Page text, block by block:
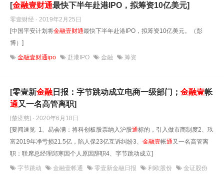
[金融壹财通最快下半年赴港IPO，拟筹资10亿美元]
零壹财经 · 2019年2月25日
[中国平安计划将金融壹财通最快下半年赴港IPO，拟筹资10亿美元。（彭
博）]
金融壹财通ipo 赴港IPO 金融 筹资
[零壹新金融 日报：字节跳动成立电商一级部门； 金融壹帐
通又一名高管离职]
[楚济慈] · 2020年6月18日
[要闻速览 1、易会满：将科创板股票纳入沪股通标的，引入做市商制度2、玖
富2019年净亏损21.5亿，陷人保23亿互诉纠纷3、 金融壹帐通又一名高管离
职：联席总经理邱寒因个人原因辞职4、字节跳动成立]
字节跳动 金融壹帐通 零壹新金融日报 利欧股份 金证股份